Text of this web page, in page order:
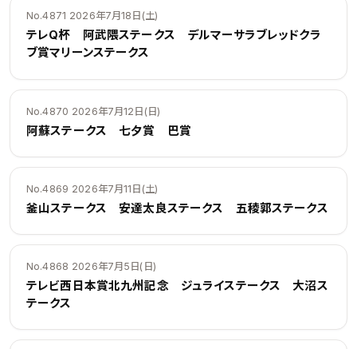
No.4871 2026年7月18日(土)
テレQ杯 阿武隈ステークス デルマーサラブレッドクラ
ブ賞マリーンステークス
No.4870 2026年7月12日(日)
阿蘇ステークス 七夕賞 巴賞
No.4869 2026年7月11日(土)
釜山ステークス 安達太良ステークス 五稜郭ステークス
No.4868 2026年7月5日(日)
テレビ西日本賞北九州記念 ジュライステークス 大沼ス
テークス